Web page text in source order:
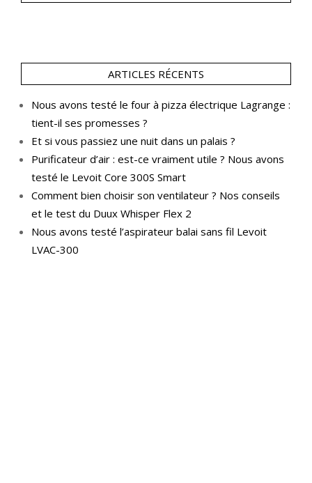
ARTICLES RÉCENTS
Nous avons testé le four à pizza électrique Lagrange :
tient-il ses promesses ?
Et si vous passiez une nuit dans un palais ?
Purificateur d’air : est-ce vraiment utile ? Nous avons
testé le Levoit Core 300S Smart
Comment bien choisir son ventilateur ? Nos conseils
et le test du Duux Whisper Flex 2
Nous avons testé l’aspirateur balai sans fil Levoit
LVAC-300